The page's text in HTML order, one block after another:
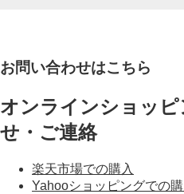
お問い合わせはこちら
オンラインショッ
せ・ご連絡
楽天市場での購入
Yahooショッピングでの購